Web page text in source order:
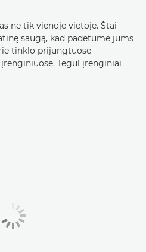
ne tik vienoje vietoje. Štai
saugą, kad padėtume jums
tinklo prijungtuose
Tegul įrenginiai